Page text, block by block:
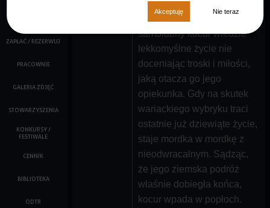
Akceptuję Nie teraz
ZAPŁAĆ / REZERWUJ
PRACOWNIE
GALERIA ZDJĘĆ
STOWARZYSZENIA
KONKURSY /
FESTIWALE
CENNIK
BIBLIOTEKA
ODTR
Pewien rozpieszczony i
samolubny kocur wiedzie
lekkomyślne życie nie
doceniając troski i miłości,
jaką otacza go jego
opiekunka. Gdy na skutek
wariackiego wybryku traci
ostatnie już dziewiąte życie,
staje mordka w mordkę z
nieodwracalnym. Sądząc,
że jego ziemska podróż
właśnie dobiegła końca,
kocur wpada w popłoch.